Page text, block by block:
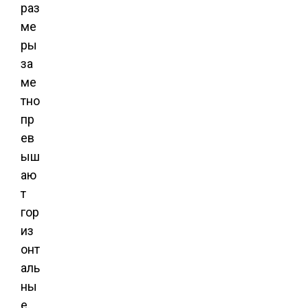
раз
ме
ры
за
ме
тно
пр
ев
ыш
аю
т
гор
из
онт
аль
ны
е.